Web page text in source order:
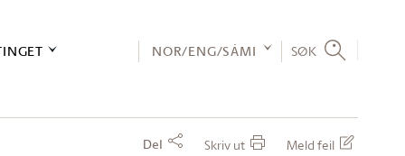
NOR/ENG/SÁMI SØK
Del Skriv ut Meld feil